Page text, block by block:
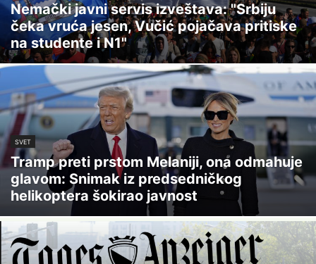
Nemački javni servis izveštava: "Srbiju
čeka vruća jesen, Vučić pojačava pritiske
na studente i N1"
SVET
Tramp preti prstom Melaniji, ona odmahuje
glavom: Snimak iz predsedničkog
helikoptera šokirao javnost